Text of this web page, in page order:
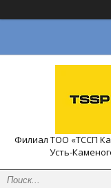
Филиал ТОО «ТССП
Усть-